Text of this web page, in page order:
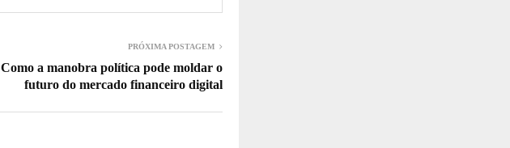
PRÓXIMA POSTAGEM
Como a manobra política pode moldar o
futuro do mercado financeiro digital